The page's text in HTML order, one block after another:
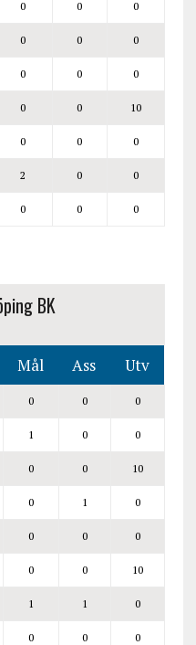
0 0 0
0 0 0
0 0 0
0 0 10
0 0 0
2 0 0
0 0 0
BK
Mål Ass Utv
0 0 0
1 0 0
0 0 10
0 1 0
0 0 0
0 0 10
1 1 0
0 0 0